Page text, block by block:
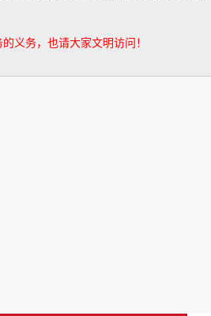
义务，也请大家文明访问！